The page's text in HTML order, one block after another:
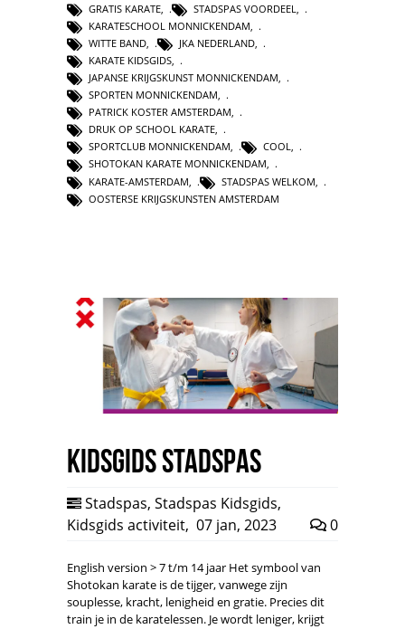
GRATIS KARATE
STADSPAS VOORDEEL
KARATESCHOOL MONNICKENDAM
WITTE BAND, JKA NEDERLAND,
KARATE KIDSGIDS,
JAPANSE KRIJGSKUNST MONNICKENDAM,
SPORTEN MONNICKENDAM,
PATRICK KOSTER AMSTERDAM,
DRUK OP SCHOOL KARATE,
SPORTCLUB MONNICKENDAM, COOL,
SHOTOKAN KARATE MONNICKENDAM,
KARATE-AMSTERDAM
STADSPAS WELKOM
OOSTERSE KRIJGSKUNSTEN AMSTERDAM
Kidsgids Stadspas
Stadspas, Stadspas Kidsgids,
Kidsgids activiteit, 07 jan, 2023 0
English version > 7 t/m 14 jaar Het symbool van
Shotokan karate is de tijger, vanwege zijn
souplesse, kracht, lenigheid en gratie. Precies dit
train je in de karatelessen. Je wordt leniger, krijgt